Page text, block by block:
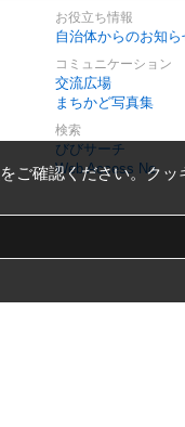
お役立ち情報
自治体からのお知ら
コミュニケーション
交流広場
まちかど写真集
検索
びびサーチ
Web Access No.
をご確認ください。ク